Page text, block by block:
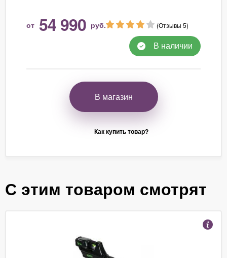
от 54 990 руб. (Отзывы 5)
В наличии
В магазин
Как купить товар?
С этим товаром смотрят